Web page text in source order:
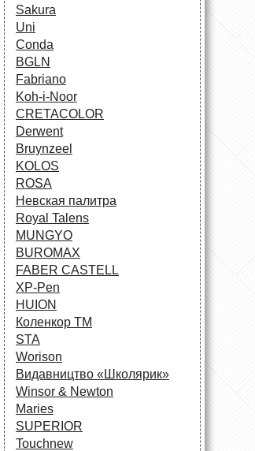
Sakura
Uni
Conda
BGLN
Fabriano
Koh-i-Noor
CRETACOLOR
Derwent
Bruynzeel
KOLOS
ROSA
Невская палитра
Royal Talens
MUNGYO
BUROMAX
FABER CASTELL
XP-Pen
HUION
Коленкор ТМ
STA
Worison
Видавництво «Школярик»
Winsor & Newton
Maries
SUPERIOR
Touchnew